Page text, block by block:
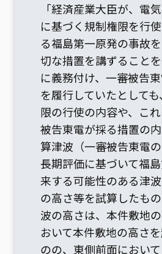
「経済産業大臣が、電
に基づく規制権限を行
る福島第一原発の事故
切な措置を講ずること
に義務付け、一審被告
を履行していたとして
限の行使の内容や、こ
被告東電が採る措置の
算津波（一審被告東電の
長期評価に基づいて福
来する可能性のある津
の高さ等を試算したも
波の高さは、本件敷地
おいて本件敷地の高さ
のの、東側前面におい